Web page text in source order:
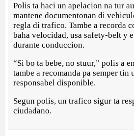
Polis ta haci un apelacion na tur
mantene documentonan di
regla di trafico. Tambe a recorda
baha velocidad, usa safety-belt y
durante conduccion.
“Si bo ta bebe, no stuur,” polis a
tambe a recomanda pa semper tin
responsabel disponible.
Segun polis, un trafico sigur ta
ciudadano.